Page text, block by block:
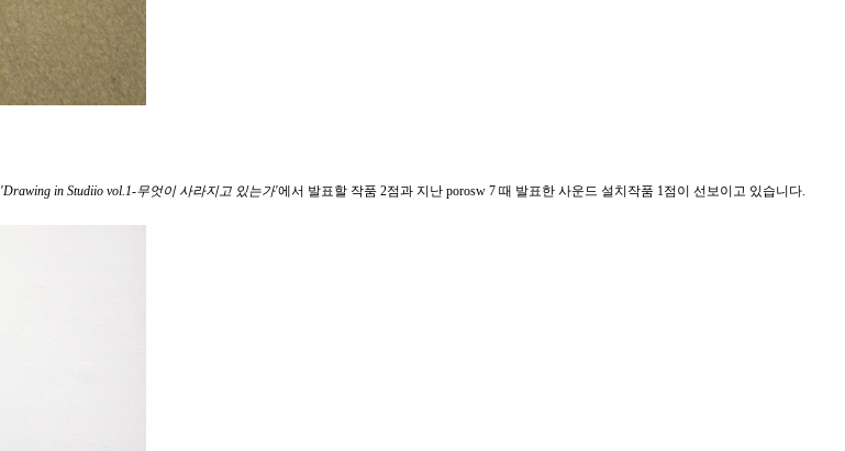
'Drawing in Studiio vol.1-무엇이 사라지고 있는가'에서 발표할 작품 2점과 지난 porosw 7 때 발표한 사운드 설치작품 1점이 선보이고 있습니다.